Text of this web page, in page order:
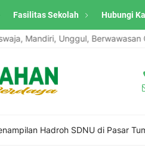
Fasilitas Sekolah Hubungi
Mandiri, Unggul, Berwawasan
Hadroh SDNU di Pasar